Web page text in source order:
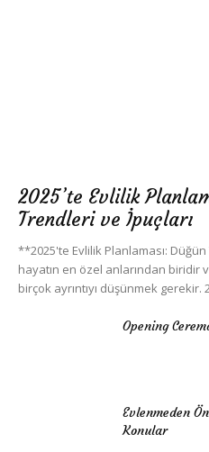
2025’te Evlilik
Trendleri ve İpuçları
**2025'te Evlilik Planlaması:
hayatın en özel anlarından biridir
birçok ayrıntıyı düşünmek gerekir.
Opening
Evlenmeden
Konular